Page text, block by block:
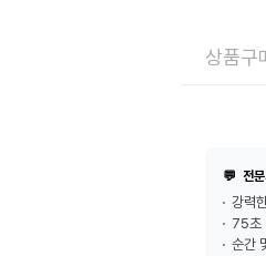
상품구
💬 전
강력
75초
순간